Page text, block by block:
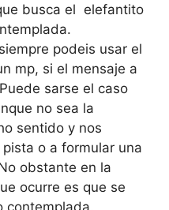
busca el elefantito
podeis usar el
mp, si el mensaje a
sarse el caso
no sea la
sentido y nos
o a formular una
obstante en la
ocurre es que se
contemplada.